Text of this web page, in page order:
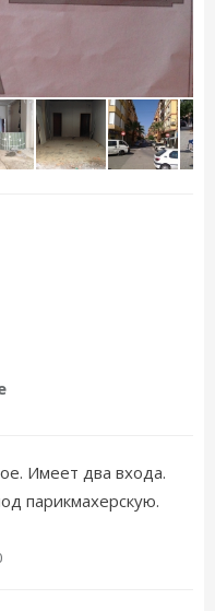
Имеет два входа.
парикмахерскую.